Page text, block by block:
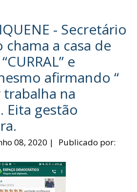
- Secretário
a casa de
e
afirmando “
na
Eita gestão
08, 2020 |
Publicado por: